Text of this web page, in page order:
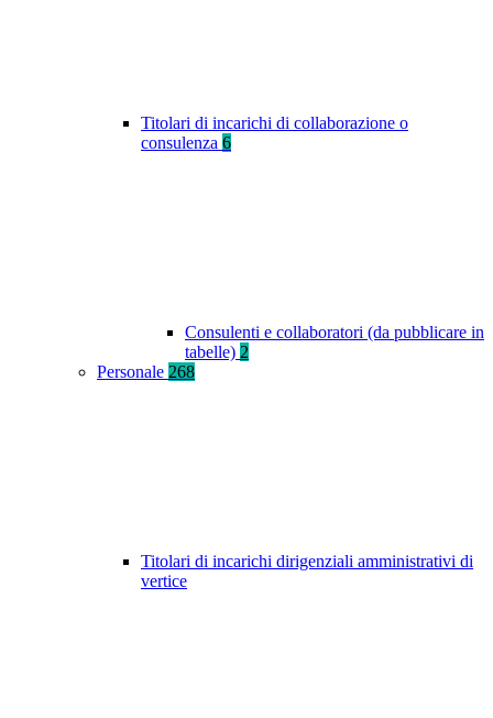
Titolari di incarichi di collaborazione o
consulenza 6
Consulenti e collaboratori (da pubblicare in
tabelle) 2
Personale 268
Titolari di incarichi dirigenziali amministrativi di
vertice